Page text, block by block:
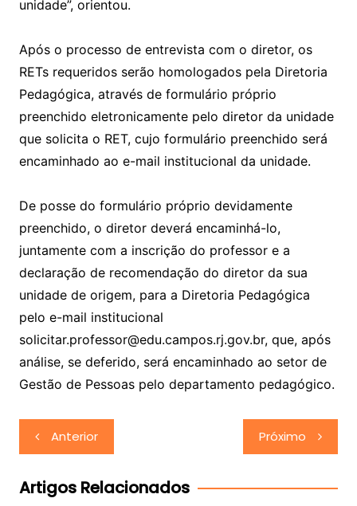
unidade”, orientou.
Após o processo de entrevista com o diretor, os
RETs requeridos serão homologados pela Diretoria
Pedagógica, através de formulário próprio
preenchido eletronicamente pelo diretor da unidade
que solicita o RET, cujo formulário preenchido será
encaminhado ao e-mail institucional da unidade.
De posse do formulário próprio devidamente
preenchido, o diretor deverá encaminhá-lo,
juntamente com a inscrição do professor e a
declaração de recomendação do diretor da sua
unidade de origem, para a Diretoria Pedagógica
pelo e-mail institucional
solicitar.professor@edu.campos.rj.gov.br, que, após
análise, se deferido, será encaminhado ao setor de
Gestão de Pessoas pelo departamento pedagógico.
Navegação
de
Post
Anterior Próximo
Artigos Relacionados